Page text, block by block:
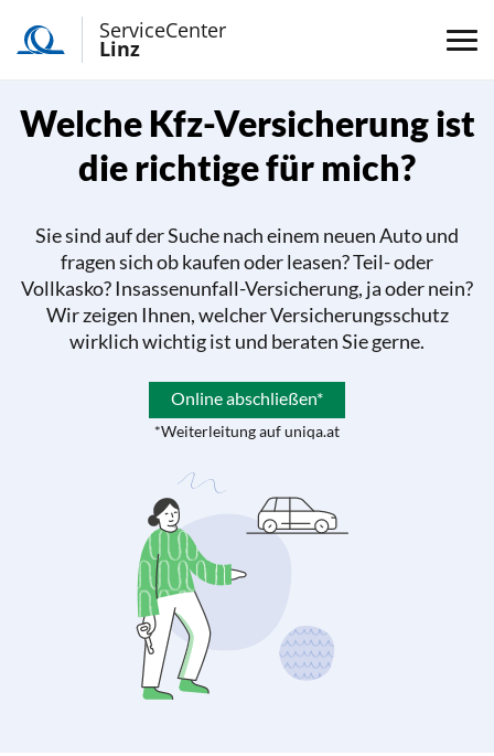
ServiceCenter
Linz
Welche Kfz-Versicherung ist
die richtige für mich?
Sie sind auf der Suche nach einem neuen Auto und
fragen sich ob kaufen oder leasen? Teil- oder
Vollkasko? Insassenunfall-Versicherung, ja oder nein?
Wir zeigen Ihnen, welcher Versicherungsschutz
wirklich wichtig ist und beraten Sie gerne.
Online abschließen*
*Weiterleitung auf uniqa.at